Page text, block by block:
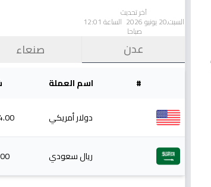
آخر تحديث
السبت,20 يونيو 2026 الساعة 12:01
صباحا
عدن صنعاء
# اسم العملة
دولار أمريكي
ريال سعودي